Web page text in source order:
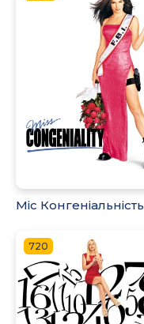
Міс Конгеніальність
720